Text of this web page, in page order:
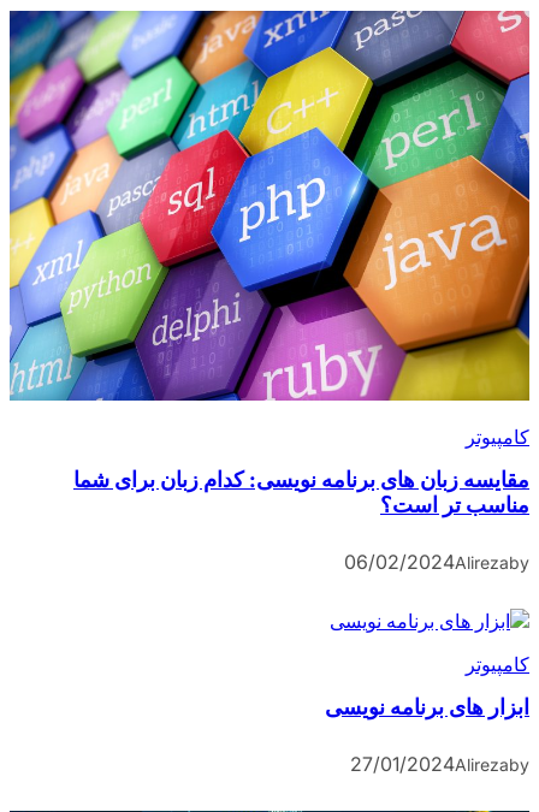
کامپیوتر
مقایسه زبان های برنامه نویسی: کدام زبان برای شما
مناسب تر است؟
by
Alireza
06/02/2024
کامپیوتر
ابزار های برنامه نویسی
by
Alireza
27/01/2024